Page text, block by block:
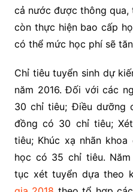
cả nước được thông qua,
còn thực hiện bao cấp
có thể mức học phí sẽ
Chỉ tiêu tuyển sinh dự
năm 2016. Đối với các
30 chỉ tiêu; Điều dưỡng
đồng có 30 chỉ tiêu;
tiêu; Khúc xạ nhãn
học có 35 chỉ tiêu.
tục xét tuyển dựa theo